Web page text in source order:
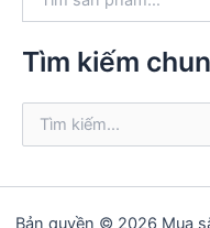
k
:
Tìm kiếm
ế
Bản quyền © 2026 Mua